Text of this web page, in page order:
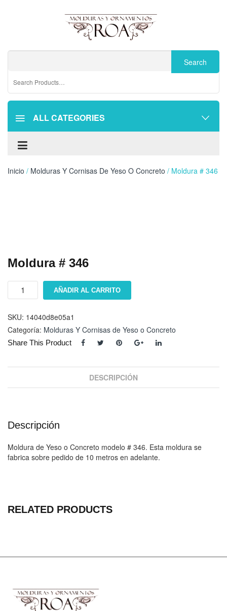
ALL CATEGORIES
Inicio / Molduras Y Cornisas De Yeso O Concreto / Moldura # 346
Moldura # 346
Moldura
cantidad
AÑADIR AL CARRITO
SKU: 14040d8e05a1
Categoría: Molduras Y Cornisas de Yeso o Concreto
Share This Product
DESCRIPCIÓN
Descripción
Moldura de Yeso o Concreto modelo # 346. Esta moldura se
fabrica sobre pedido de 10 metros en adelante.
RELATED PRODUCTS